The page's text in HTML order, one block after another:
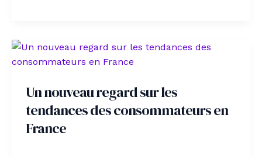
l’unanimité
face
Julio
Cesar
Chavez
Un nouveau regard sur les
tendances des consommateurs en
France